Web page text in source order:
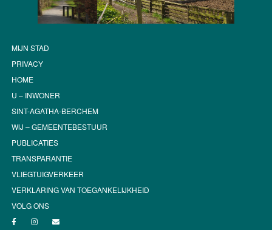
MIJN STAD
PRIVACY
HOME
U – INWONER
SINT-AGATHA-BERCHEM
WIJ – GEMEENTEBESTUUR
PUBLICATIES
TRANSPARANTIE
VLIEGTUIGVERKEER
VERKLARING VAN TOEGANKELIJKHEID
VOLG ONS